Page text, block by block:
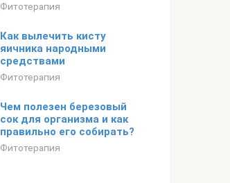
Фитотерапия
Как вылечить кисту
яичника народными
средствами
Фитотерапия
Чем полезен березовый
сок для организма и как
правильно его собирать?
Фитотерапия